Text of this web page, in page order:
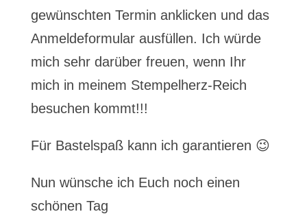
gewünschten Termin anklicken und das
Anmeldeformular ausfüllen. Ich würde
mich sehr darüber freuen, wenn Ihr
mich in meinem Stempelherz-Reich
besuchen kommt!!!
Für Bastelspaß kann ich garantieren 😉
Nun wünsche ich Euch noch einen
schönen Tag